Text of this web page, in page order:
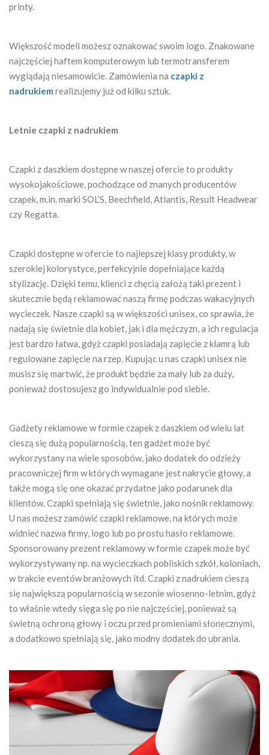
printy.
Większość modeli możesz oznakować swoim logo. Znakowane
najczęściej haftem komputerowym lub termotransferem
wyglądają niesamowicie. Zamówienia na czapki z
nadrukiem realizujemy już od kilku sztuk.
Letnie czapki z nadrukiem
Czapki z daszkiem dostępne w naszej ofercie to produkty
wysokojakościowe, pochodzące od znanych producentów
czapek, m.in. marki SOL’S, Beechfield, Atlantis, Result Headwear
czy Regatta.
Czapki dostępne w ofercie to najlepszej klasy produkty, w
szerokiej kolorystyce, perfekcyjnie dopełniające każdą
stylizację. Dzięki temu, klienci z chęcią założą taki prezent i
skutecznie będą reklamować naszą firmę podczas wakacyjnych
wycieczek. Nasze czapki są w większości unisex, co sprawia, że
nadają się świetnie dla kobiet, jak i dla mężczyzn, a ich regulacja
jest bardzo łatwa, gdyż czapki posiadają zapięcie z klamrą lub
regulowane zapięcie na rzep. Kupując u nas czapki unisex nie
musisz się martwić, że produkt będzie za mały lub za duży,
ponieważ dostosujesz go indywidualnie pod siebie.
Gadżety reklamowe w formie czapek z daszkiem od wielu lat
cieszą się dużą popularnością, ten gadżet może być
wykorzystany na wiele sposobów, jako dodatek do odzieży
pracowniczej firm w których wymagane jest nakrycie głowy, a
także mogą się one okazać przydatne jako podarunek dla
klientów. Czapki spełniają się świetnie, jako nośnik reklamowy.
U nas możesz zamówić czapki reklamowe, na których może
widnieć nazwa firmy, logo lub po prostu hasło reklamowe.
Sponsorowany prezent reklamowy w formie czapek może być
wykorzystywany np. na wycieczkach pobliskich szkół, koloniach,
w trakcie eventów branżowych itd. Czapki z nadrukiem cieszą
się największą popularnością w sezonie wiosenno-letnim, gdyż
to właśnie wtedy sięga się po nie najczęściej, ponieważ są
świetną ochroną głowy i oczu przed promieniami słonecznymi,
a dodatkowo spełniają się, jako modny dodatek do ubrania.